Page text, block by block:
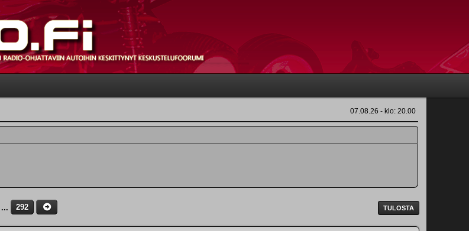
07.08.26 - klo: 20.00
TULOSTA
... 292